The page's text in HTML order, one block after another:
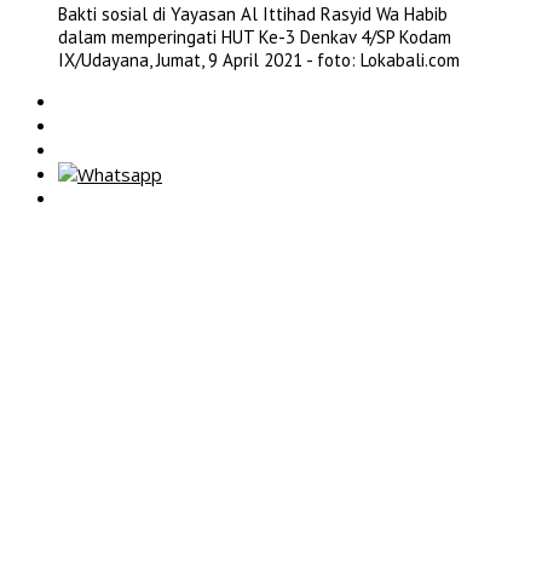
Bakti sosial di Yayasan Al Ittihad Rasyid Wa Habib
dalam memperingati HUT Ke-3 Denkav 4/SP Kodam
IX/Udayana, Jumat, 9 April 2021 - foto: Lokabali.com